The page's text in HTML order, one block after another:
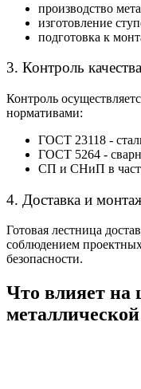
производство
изготовление
подготовка к
3. Контроль качества
Контроль
нормативами:
ГОСТ 23118 -
ГОСТ 5264 -
СП и СНиП в
4. Доставка и
Готовая лестница
соблюдением
безопасности.
Что влияет на